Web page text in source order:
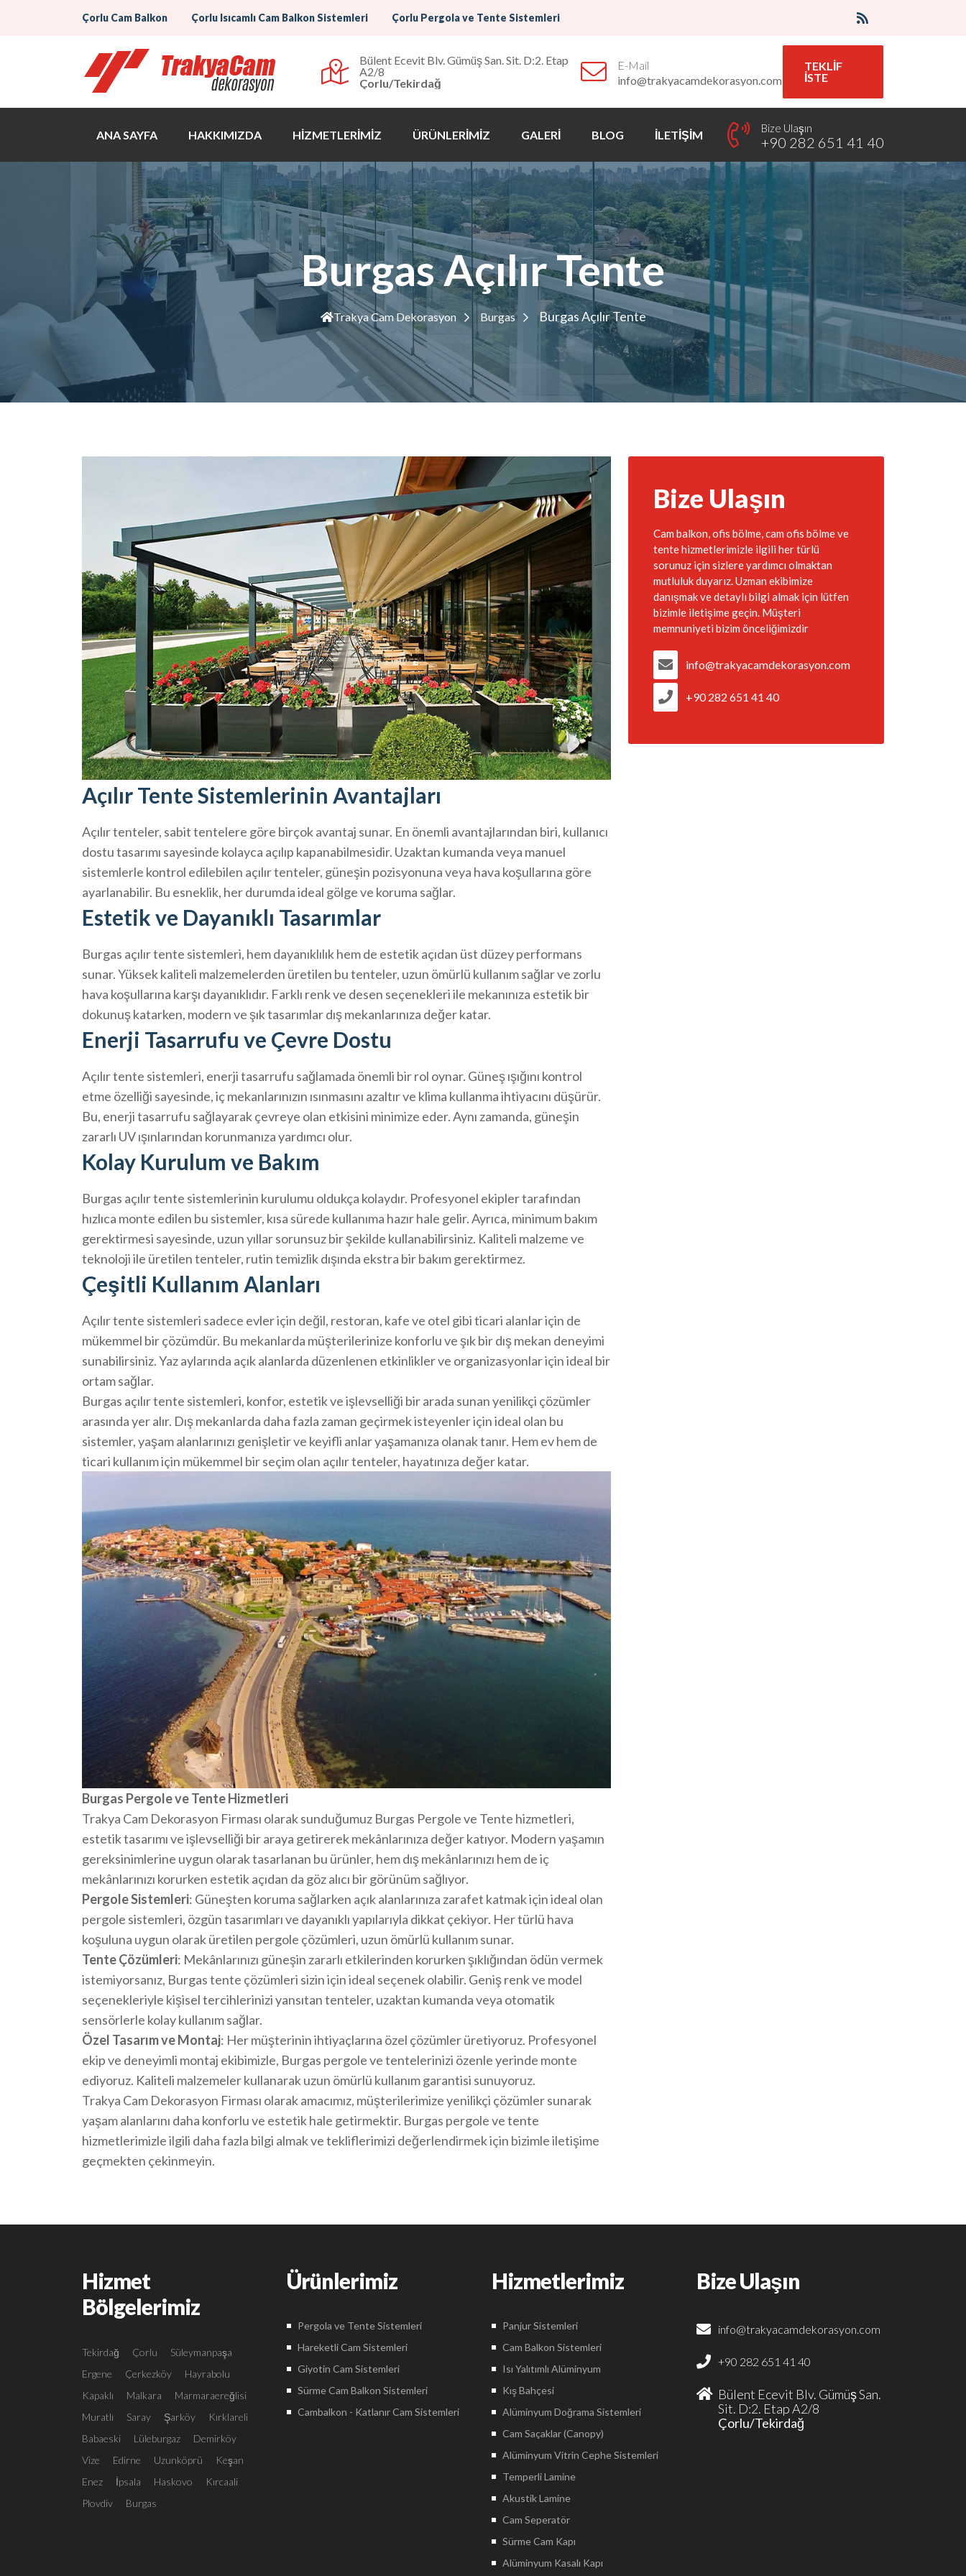
Çorlu Cam Balkon Çorlu Isıcamlı Cam Balkon Sistemleri Çorlu Pergola ve Tente Sistemleri
Bülent Ecevit Blv. Gümüş San. Sit. D:2. Etap
A2/8
Çorlu/Tekirdağ
E-Mail
info@trakyacamdekorasyon.com
TEKLİF
İSTE
ANA SAYFA HAKKIMIZDA HİZMETLERİMİZ ÜRÜNLERİMİZ GALERİ BLOG İLETİŞİM
Bize Ulaşın
+90 282 651 41 40
Burgas Açılır Tente
Trakya Cam Dekorasyon Burgas Burgas Açılır Tente
Açılır Tente Sistemlerinin Avantajları
Açılır tenteler, sabit tentelere göre birçok avantaj sunar. En önemli avantajlarından biri, kullanıcı
dostu tasarımı sayesinde kolayca açılıp kapanabilmesidir. Uzaktan kumanda veya manuel
sistemlerle kontrol edilebilen açılır tenteler, güneşin pozisyonuna veya hava koşullarına göre
ayarlanabilir. Bu esneklik, her durumda ideal gölge ve koruma sağlar.
Estetik ve Dayanıklı Tasarımlar
Burgas açılır tente sistemleri, hem dayanıklılık hem de estetik açıdan üst düzey performans
sunar. Yüksek kaliteli malzemelerden üretilen bu tenteler, uzun ömürlü kullanım sağlar ve zorlu
hava koşullarına karşı dayanıklıdır. Farklı renk ve desen seçenekleri ile mekanınıza estetik bir
dokunuş katarken, modern ve şık tasarımlar dış mekanlarınıza değer katar.
Enerji Tasarrufu ve Çevre Dostu
Açılır tente sistemleri, enerji tasarrufu sağlamada önemli bir rol oynar. Güneş ışığını kontrol
etme özelliği sayesinde, iç mekanlarınızın ısınmasını azaltır ve klima kullanma ihtiyacını düşürür.
Bu, enerji tasarrufu sağlayarak çevreye olan etkisini minimize eder. Aynı zamanda, güneşin
zararlı UV ışınlarından korunmanıza yardımcı olur.
Kolay Kurulum ve Bakım
Burgas açılır tente sistemlerinin kurulumu oldukça kolaydır. Profesyonel ekipler tarafından
hızlıca monte edilen bu sistemler, kısa sürede kullanıma hazır hale gelir. Ayrıca, minimum bakım
gerektirmesi sayesinde, uzun yıllar sorunsuz bir şekilde kullanabilirsiniz. Kaliteli malzeme ve
teknoloji ile üretilen tenteler, rutin temizlik dışında ekstra bir bakım gerektirmez.
Çeşitli Kullanım Alanları
Açılır tente sistemleri sadece evler için değil, restoran, kafe ve otel gibi ticari alanlar için de
mükemmel bir çözümdür. Bu mekanlarda müşterilerinize konforlu ve şık bir dış mekan deneyimi
sunabilirsiniz. Yaz aylarında açık alanlarda düzenlenen etkinlikler ve organizasyonlar için ideal bir
ortam sağlar.
Burgas açılır tente sistemleri, konfor, estetik ve işlevselliği bir arada sunan yenilikçi çözümler
arasında yer alır. Dış mekanlarda daha fazla zaman geçirmek isteyenler için ideal olan bu
sistemler, yaşam alanlarınızı genişletir ve keyifli anlar yaşamanıza olanak tanır. Hem ev hem de
ticari kullanım için mükemmel bir seçim olan açılır tenteler, hayatınıza değer katar.
Burgas Pergole ve Tente Hizmetleri
Trakya Cam Dekorasyon Firması olarak sunduğumuz Burgas Pergole ve Tente hizmetleri,
estetik tasarımı ve işlevselliği bir araya getirerek mekânlarınıza değer katıyor. Modern yaşamın
gereksinimlerine uygun olarak tasarlanan bu ürünler, hem dış mekânlarınızı hem de iç
mekânlarınızı korurken estetik açıdan da göz alıcı bir görünüm sağlıyor.
Pergole Sistemleri: Güneşten koruma sağlarken açık alanlarınıza zarafet katmak için ideal olan
pergole sistemleri, özgün tasarımları ve dayanıklı yapılarıyla dikkat çekiyor. Her türlü hava
koşuluna uygun olarak üretilen pergole çözümleri, uzun ömürlü kullanım sunar.
Tente Çözümleri: Mekânlarınızı güneşin zararlı etkilerinden korurken şıklığından ödün vermek
istemiyorsanız, Burgas tente çözümleri sizin için ideal seçenek olabilir. Geniş renk ve model
seçenekleriyle kişisel tercihlerinizi yansıtan tenteler, uzaktan kumanda veya otomatik
sensörlerle kolay kullanım sağlar.
Özel Tasarım ve Montaj: Her müşterinin ihtiyaçlarına özel çözümler üretiyoruz. Profesyonel
ekip ve deneyimli montaj ekibimizle, Burgas pergole ve tentelerinizi özenle yerinde monte
ediyoruz. Kaliteli malzemeler kullanarak uzun ömürlü kullanım garantisi sunuyoruz.
Trakya Cam Dekorasyon Firması olarak amacımız, müşterilerimize yenilikçi çözümler sunarak
yaşam alanlarını daha konforlu ve estetik hale getirmektir. Burgas pergole ve tente
hizmetlerimizle ilgili daha fazla bilgi almak ve tekliflerimizi değerlendirmek için bizimle iletişime
geçmekten çekinmeyin.
Bize Ulaşın
Cam balkon, ofis bölme, cam ofis bölme ve
tente hizmetlerimizle ilgili her türlü
sorunuz için sizlere yardımcı olmaktan
mutluluk duyarız. Uzman ekibimize
danışmak ve detaylı bilgi almak için lütfen
bizimle iletişime geçin. Müşteri
memnuniyeti bizim önceliğimizdir
info@trakyacamdekorasyon.com
+90 282 651 41 40
Hizmet
Bölgelerimiz
Tekirdağ Çorlu
Süleymanpaşa
Ergene
Çerkezköy
Hayrabolu
Kapaklı
Malkara
Marmaraereğlisi
Muratlı
Saray Şarköy
Kırklareli
Babaeski
Lüleburgaz
Demirköy
Vize
Edirne Uzunköprü
Keşan
Enez
İpsala Haskovo
Kırcaali
Plovdiv
Burgas
Ürünlerimiz
Pergola ve Tente Sistemleri
Hareketli Cam Sistemleri
Giyotin Cam Sistemleri
Sürme Cam Balkon Sistemleri
Cambalkon - Katlanır Cam Sistemleri
Hizmetlerimiz
Panjur Sistemleri
Cam Balkon Sistemleri
Isı Yalıtımlı Alüminyum
Kış Bahçesi
Alüminyum Doğrama Sistemleri
Cam Saçaklar (Canopy)
Alüminyum Vitrin Cephe Sistemleri
Temperli Lamine
Akustik Lamine
Cam Seperatör
Sürme Cam Kapı
Alüminyum Kasalı Kapı
Bize Ulaşın
info@trakyacamdekorasyon.com
+90 282 651 41 40
Bülent Ecevit Blv. Gümüş San.
Sit. D:2. Etap A2/8
Çorlu/Tekirdağ